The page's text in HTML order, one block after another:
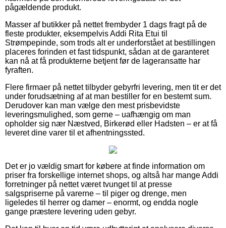
pågældende produkt.
Masser af butikker på nettet frembyder 1 dags fragt på de
fleste produkter, eksempelvis Addi Rita Etui til
Strømpepinde, som trods alt er underforstået at bestillingen
placeres forinden et fast tidspunkt, sådan at de garanteret
kan nå at få produkterne betjent før de lageransatte har
fyraften.
Flere firmaer på nettet tilbyder gebyrfri levering, men tit er det
under forudsætning af at man bestiller for en bestemt sum.
Derudover kan man vælge den mest prisbevidste
leveringsmulighed, som gerne – uafhængig om man
opholder sig nær Næstved, Birkerød eller Hadsten – er at få
leveret dine varer til et afhentningssted.
Det er jo vældig smart for købere at finde information om
priser fra forskellige internet shops, og altså har mange Addi
forretninger på nettet været tvunget til at presse
salgspriserne på varerne – til piger og drenge, men
ligeledes til herrer og damer – enormt, og endda nogle
gange præstere levering uden gebyr.